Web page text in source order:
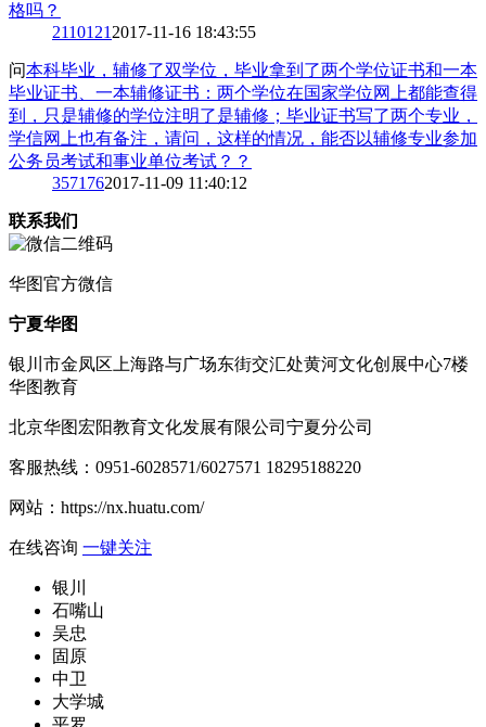
格吗？
2110121 2017-11-16 18:43:55
问本科毕业，辅修了双学位，毕业拿到了两个学位证书和一本
毕业证书、一本辅修证书：两个学位在国家学位网上都能查得
到，只是辅修的学位注明了是辅修；毕业证书写了两个专业，
学信网上也有备注，请问，这样的情况，能否以辅修专业参加
公务员考试和事业单位考试？？
3571762017-11-09 11:40:12
联系我们
华图官方微信
宁夏华图
银川市金凤区上海路与广场东街交汇处黄河文化创展中心7楼
华图教育
北京华图宏阳教育文化发展有限公司宁夏分公司
客服热线： 0951-6028571/6027571 18295188220
网站： https://nx.huatu.com/
在线咨询 一键关注
银川
石嘴山
吴忠
固原
中卫
大学城